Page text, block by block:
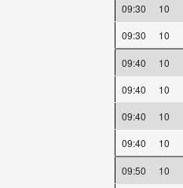
09:30
10
09:30
10
09:40 10
09:40
10
09:40
10
09:40
10
09:50 10